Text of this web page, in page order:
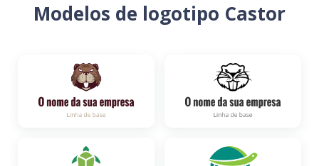
Modelos de logotipo Castor